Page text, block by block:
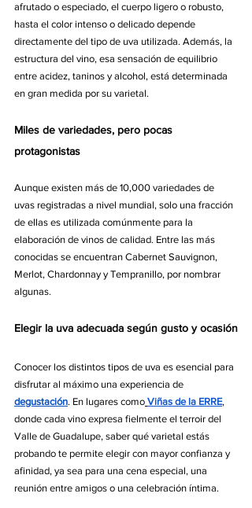
afrutado o especiado, el cuerpo ligero o robusto,
hasta el color intenso o delicado depende
directamente del tipo de uva utilizada. Además, la
estructura del vino, esa sensación de equilibrio
entre acidez, taninos y alcohol, está determinada
en gran medida por su varietal.
Miles de variedades, pero pocas
protagonistas
Aunque existen más de 10,000 variedades de
uvas registradas a nivel mundial, solo una fracción
de ellas es utilizada comúnmente para la
elaboración de vinos de calidad. Entre las más
conocidas se encuentran Cabernet Sauvignon,
Merlot, Chardonnay y Tempranillo, por nombrar
algunas.
Elegir la uva adecuada según gusto y ocasión
Conocer los distintos tipos de uva es esencial para
disfrutar al máximo una experiencia de
degustación. En lugares como Viñas de la ERRE,
donde cada vino expresa fielmente el terroir del
Valle de Guadalupe, saber qué varietal estás
probando te permite elegir con mayor confianza y
afinidad, ya sea para una cena especial, una
reunión entre amigos o una celebración íntima.